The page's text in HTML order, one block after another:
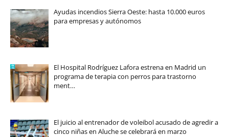
Ayudas incendios Sierra Oeste: hasta 10.000 euros
para empresas y autónomos
El Hospital Rodríguez Lafora estrena en Madrid un
programa de terapia con perros para trastorno
ment…
El juicio al entrenador de voleibol acusado de agredir a
cinco niñas en Aluche se celebrará en marzo